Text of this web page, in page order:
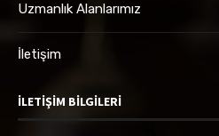
Uzmanlık Alanlarımız
İletişim
İLETIŞIM BILGILERI